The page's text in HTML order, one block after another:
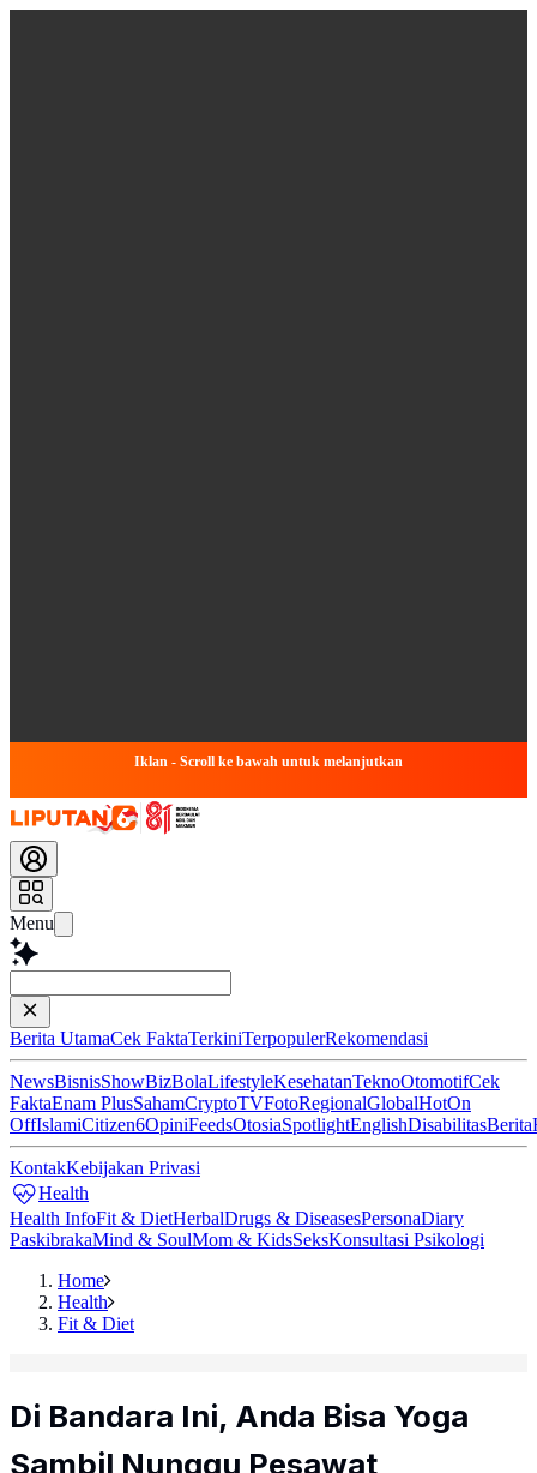
Iklan - Scroll ke bawah untuk melanjutkan
Menu
Baca lebih
Berita UtamaCek FaktaTerkiniTerpopulerRekomendasi
NewsBisnisShowBizBolaLifestyleKesehatanTeknoOtomotifCek
FaktaEnam PlusSahamCryptoTVFotoRegionalGlobalHotOn
OffIslamiCitizen6OpiniFeedsOtosiaSpotlightEnglishDisabilitasBerita
KontakKebijakan Privasi
Health
Health InfoFit & DietHerbalDrugs & DiseasesPersonaDiary
PaskibrakaMind & SoulMom & KidsSeksKonsultasi Psikologi
Home
Health
Fit & Diet
Di Bandara Ini, Anda Bisa Yoga
Sambil Nunggu Pesawat